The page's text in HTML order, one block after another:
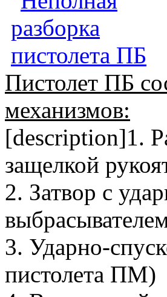
Пистолет ПБ
механизмов:
[description]1.
защелкой
2. Затвор с
3. Ударно-
пистолета ПМ)